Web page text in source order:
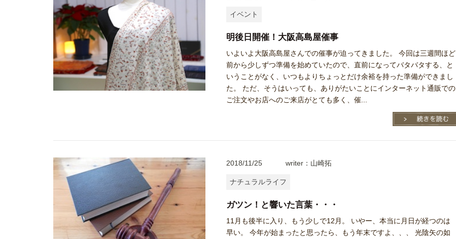
イベント
明後日開催！大阪高島屋催事
いよいよ大阪高島屋さんでの催事が迫ってきました。 今回は三週間ほど
前から少しずつ準備を始めていたので、直前になってバタバタする、と
いうことがなく、いつもよりちょっとだけ余裕を持った準備ができまし
た。 ただ、そうはいっても、ありがたいことにインターネット通販での
ご注文やお店へのご来店がとても多く、催...
2018/11/25 writer：山崎拓
ナチュラルライフ
ガツン！と響いた言葉・・・
11月も後半に入り、もう少しで12月。 いやー、本当に月日が経つのは
早い。 今年が始まったと思ったら、もう年末ですよ、、、 光陰矢の如